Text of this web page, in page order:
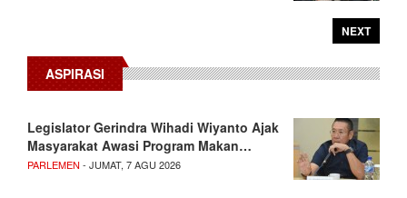
NEXT
ASPIRASI
Legislator Gerindra Wihadi Wiyanto Ajak
Masyarakat Awasi Program Makan…
PARLEMEN - JUMAT, 7 AGU 2026